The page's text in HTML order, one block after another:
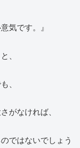
気です。』
、
、
がなければ、
ではないでしょう